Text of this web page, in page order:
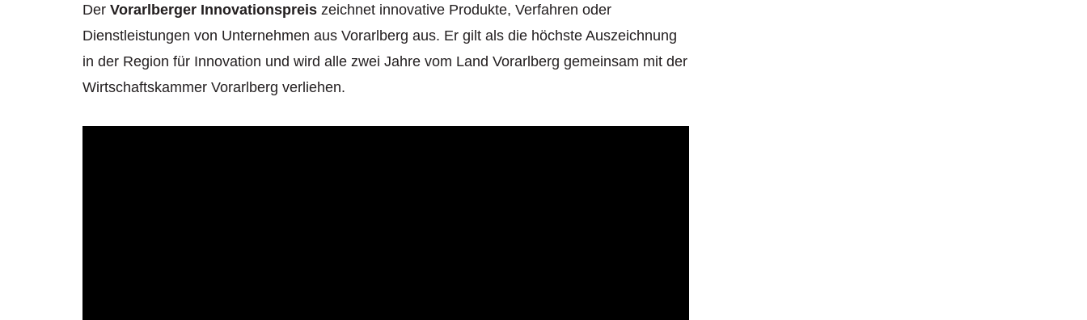
Der Vorarlberger Innovationspreis zeichnet innovative Produkte, Verfahren oder
Dienstleistungen von Unternehmen aus Vorarlberg aus. Er gilt als die höchste Auszeichnung
in der Region für Innovation und wird alle zwei Jahre vom Land Vorarlberg gemeinsam mit der
Wirtschaftskammer Vorarlberg verliehen.